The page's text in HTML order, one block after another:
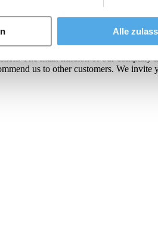
Alle
and counterbalance forklifts . We
the forklifts industry in Poland, we
time delivery.
out. The customer receives the
The main mission of our company
us to other customers. We invite